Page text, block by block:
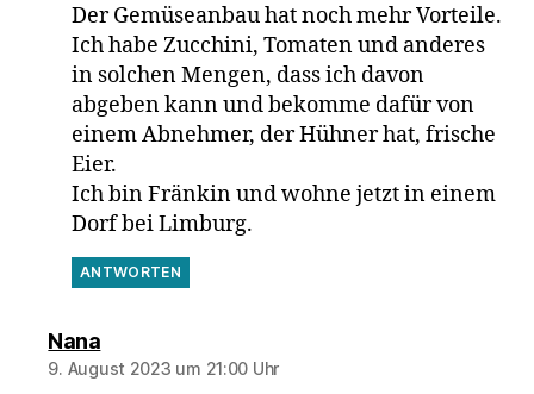
Der Gemüseanbau hat noch mehr Vorteile.
Ich habe Zucchini, Tomaten und anderes
in solchen Mengen, dass ich davon
abgeben kann und bekomme dafür von
einem Abnehmer, der Hühner hat, frische
Eier.
Ich bin Fränkin und wohne jetzt in einem
Dorf bei Limburg.
ANTWORTEN
Nanasagt:
9. August 2023 um 21:00 Uhr